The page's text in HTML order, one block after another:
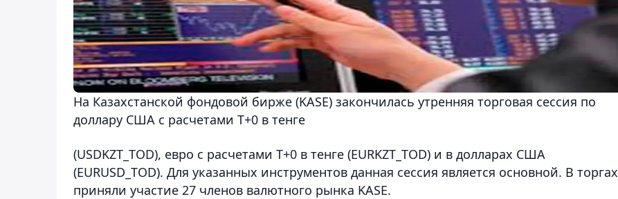
На Казахстанской фондовой бирже (KASE) закончилась утренняя торговая сессия по
доллару США с расчетами Т+0 в тенге
(USDKZT_TOD), евро с расчетами T+0 в тенге (EURKZT_TOD) и в долларах США
(EURUSD_TOD). Для указанных инструментов данная сессия является основной. В торгах
приняли участие 27 членов валютного рынка KASE.